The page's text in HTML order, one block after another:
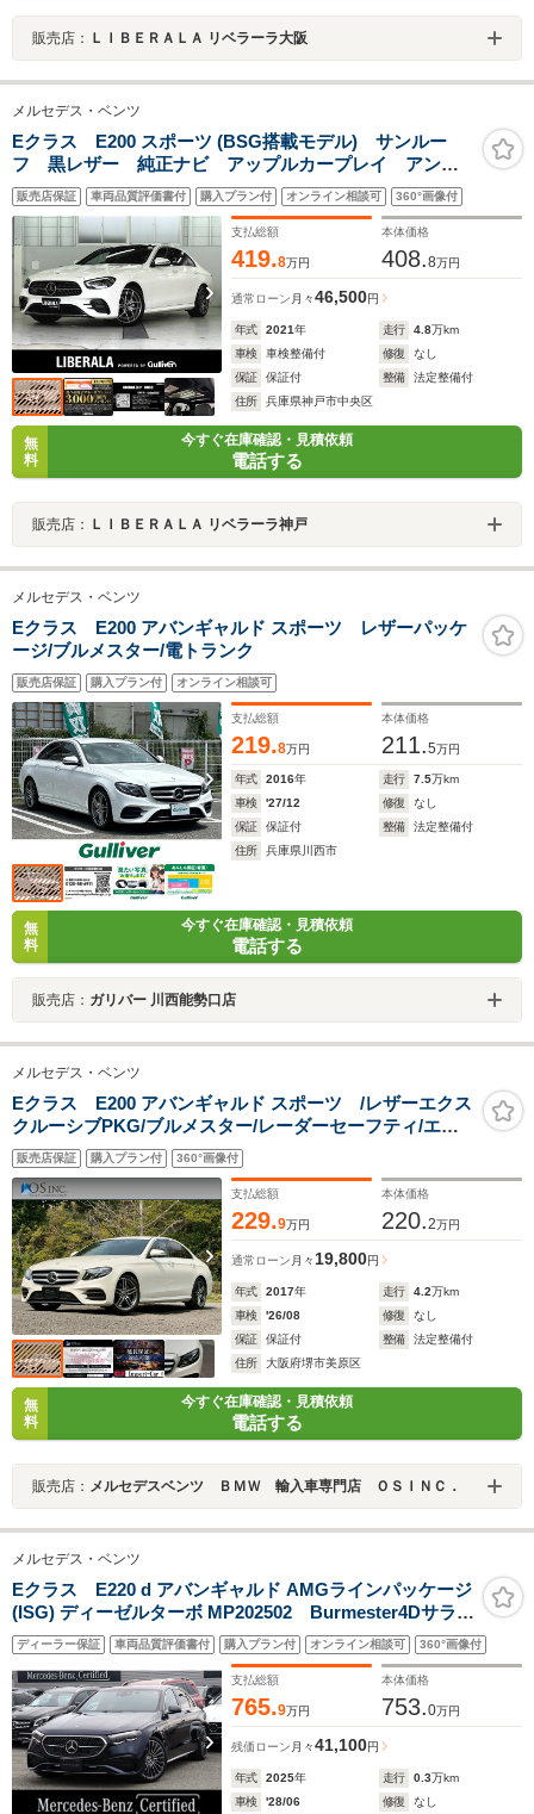
販売店： ＬＩＢＥＲＡＬＡ リベラーラ大阪
メルセデス・ベンツ
Eクラス E200 スポーツ (BSG搭載モデル) サンルー
フ 黒レザー 純正ナビ アップルカープレイ アンド
ロイドオート 地デジTV 全方位カメラ アンビエント
ライト ワイヤレスチャージ ヘッドアップディスプレ
イ ブルメスター ドラレコ前後カメラ
販売店保証 車両品質評価書付 購入プラン付 オンライン相談可 360°画像付
支払総額
419.8万円
本体価格
408.8万円
通常ローン 月々46,500円
年式 2021年 走行 4.8万km
車検
車検整備付 修復
なし
保証
保証付 整備
法定整備付
住所
兵庫県神戸市中央区
無
料
今すぐ在庫確認・見積依頼
電話する
販売店： ＬＩＢＥＲＡＬＡ リベラーラ神戸
メルセデス・ベンツ
Eクラス E200 アバンギャルド スポーツ レザーパッケ
ージ/ブルメスター/電トランク
販売店保証 購入プラン付 オンライン相談可
支払総額
219.8万円
本体価格
211.5万円
年式 2016年 走行 7.5万km
車検
'27/12 修復
なし
保証
保証付 整備
法定整備付
住所
兵庫県川西市
無
料
今すぐ在庫確認・見積依頼
電話する
販売店： ガリバー 川西能勢口店
メルセデス・ベンツ
Eクラス E200 アバンギャルド スポーツ /レザーエクス
クルーシブPKG/ブルメスター/レーダーセーフティ/エア
バランスPKG/全周囲カメラ/黒革/前席パワーシート・シ
ートメモリー/シートヒーター/アンビエントライト/ETC/
純正AW
販売店保証 購入プラン付 360°画像付
支払総額
229.9万円
本体価格
220.2万円
通常ローン 月々19,800円
年式 2017年 走行 4.2万km
車検
'26/08 修復
なし
保証
保証付 整備
法定整備付
住所
大阪府堺市美原区
無
料
今すぐ在庫確認・見積依頼
電話する
販売店： メルセデスベンツ ＢＭＷ 輸入車専門店 ＯＳＩＮＣ．
メルセデス・ベンツ
Eクラス E220 d アバンギャルド AMGラインパッケージ
(ISG) ディーゼルターボ MP202502 Burmester4Dサラウ
ンドサウンドシステム アクティブアンビエントライ
ト ドライバーモニタリングカメラ ワイヤレスチャー
ジング フットトランクオープナー メモリー付きパワ
ーシート シートヒーター
ディーラー保証 車両品質評価書付 購入プラン付 オンライン相談可 360°画像付
支払総額
765.9万円
本体価格
753.0万円
残価ローン 月々41,100円
年式 2025年 走行 0.3万km
車検
'28/06 修復 なし